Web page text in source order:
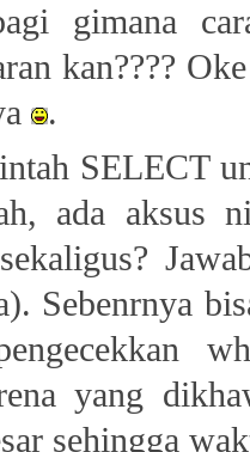
gimana
kan????
.
SELECT
ada aksus
Sebenrnya
yang
sehingga